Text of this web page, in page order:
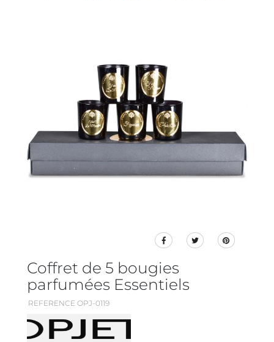
Coffret de 5 bougies
parfumées Essentiels
REFERENCE OPJ-0119